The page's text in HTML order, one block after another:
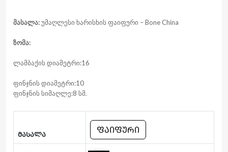
მასალა:უმაღლესი ხარისხის ფაიფური – Bone China
ზომა:
ლამბაქის დიამეტრი:16
ფინჯნის დიამეტრი:10
ფინჯნის სიმაღლე:8 სმ.
ᲛᲐᲡᲐᲚᲐ
ᲤᲐᲘᲤᲣᲠᲘ